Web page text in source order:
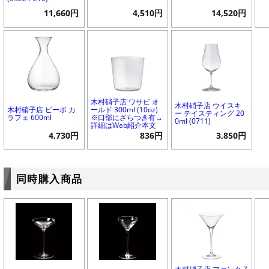
11,660円 4,510円 14,520円
木村硝子店 ピーボ カ
ラフェ 600ml
4,730円
木村硝子店 ワサビ オ
ールド 300ml (10oz)
※口部にざらつき有→
詳細はWeb紹介本文
836円
木村硝子店 ウイスキ
ー テイスティング 20
0ml (0711)
3,850円
同時購入商品